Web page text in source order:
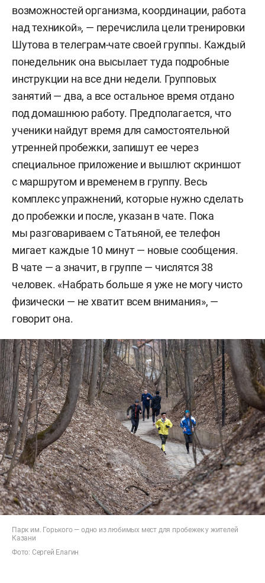
возможностей организма, координации, работа
над техникой», — перечислила цели тренировки
Шутова в телеграм-чате своей группы. Каждый
понедельник она высылает туда подробные
инструкции на все дни недели. Групповых
занятий — два, а все остальное время отдано
под домашнюю работу. Предполагается, что
ученики найдут время для самостоятельной
утренней пробежки, запишут ее через
специальное приложение и вышлют скриншот
с маршрутом и временем в группу. Весь
комплекс упражнений, которые нужно сделать
до пробежки и после, указан в чате. Пока
мы разговариваем с Татьяной, ее телефон
мигает каждые 10 минут — новые сообщения.
В чате — а значит, в группе — числятся 38
человек. «Набрать больше я уже не могу чисто
физически — не хватит всем внимания», —
говорит она.
Парк им. Горького — одно из любимых мест для пробежек у жителей
Казани
Фото: Сергей Елагин